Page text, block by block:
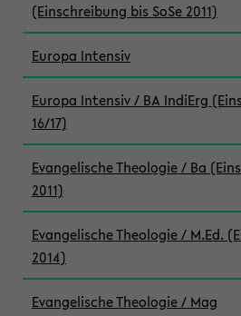
(Einschreibung bis SoSe 2011)
Europa Intensiv
Europa Intensiv / BA IndiErg
16/17)
Evangelische Theologie / Ba
2011)
Evangelische Theologie / M.Ed.
2014)
Evangelische Theologie / Mag